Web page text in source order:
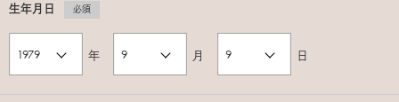
生年月日 必須
年 月 日